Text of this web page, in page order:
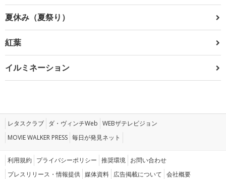
夏休み（夏祭り）
紅葉
イルミネーション
レタスクラブ ダ・ヴィンチWeb WEBザテレビジョン
MOVIE WALKER PRESS 毎日が発見ネット
利用規約 プライバシーポリシー 推奨環境 お問い合わせ
プレスリリース・情報提供 媒体資料 広告掲載について 会社概要